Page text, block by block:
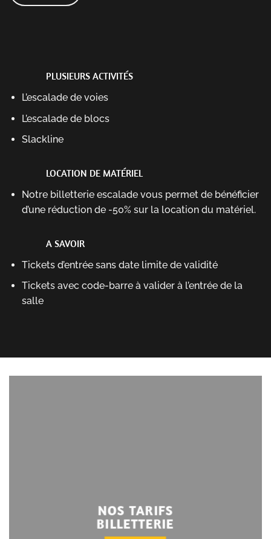
PLUSIEURS ACTIVITÉS
L’escalade de voies
L’escalade de blocs
Slackline
LOCATION DE MATÉRIEL
Notre billetterie escalade vous permet de bénéficier
d’une réduction de -50% sur la location du matériel.
A SAVOIR
Tickets d’entrée sans date limite de validité
Tickets avec code-barre à valider à l’entrée de la
salle
NOS TARIFS
BILLETTERIE